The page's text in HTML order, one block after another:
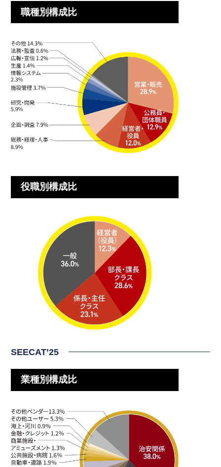
職種別構成比
役職別構成比
SEECAT’25
業種別構成比